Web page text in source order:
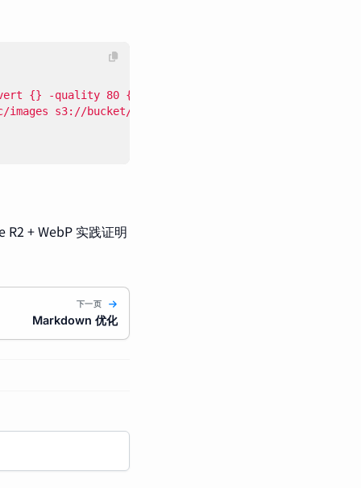
{} -quality 80 {}.webp \\;"
s3://bucket/images"
+ WebP 实践证明
下一页
Markdown 优化